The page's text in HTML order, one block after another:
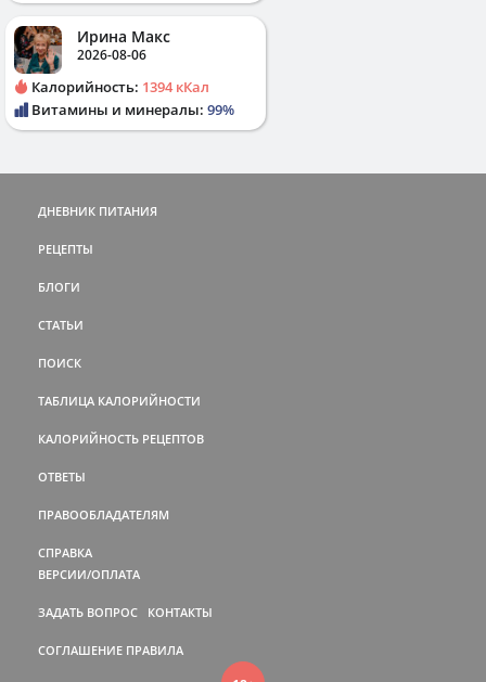
Ирина Макс
2026-08-06
Калорийность: 1394 кКал
Витамины и минералы: 99%
ДНЕВНИК ПИТАНИЯ
РЕЦЕПТЫ
БЛОГИ
СТАТЬИ
ПОИСК
ТАБЛИЦА КАЛОРИЙНОСТИ
КАЛОРИЙНОСТЬ РЕЦЕПТОВ
ОТВЕТЫ
ПРАВООБЛАДАТЕЛЯМ
СПРАВКА
ВЕРСИИ/ОПЛАТА
ЗАДАТЬ ВОПРОС КОНТАКТЫ
СОГЛАШЕНИЕ ПРАВИЛА